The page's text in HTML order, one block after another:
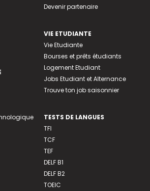
Devenir partenaire
VIE ETUDIANTE
Vie Etudiante
Bourses et prêts étudiants
Logement Etudiant
Jobs Etudiant et Alternance
Trouve ton job saisonnier
TESTS DE LANGUES
TFI
TCF
TEF
DELF B1
DELF B2
TOEIC